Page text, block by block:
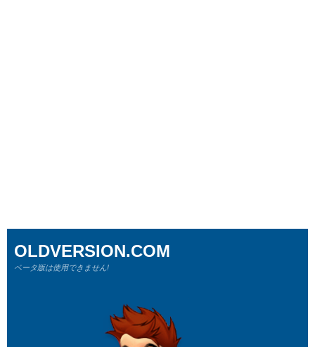
OLDVERSION.COM
ベータ版は使用できません!